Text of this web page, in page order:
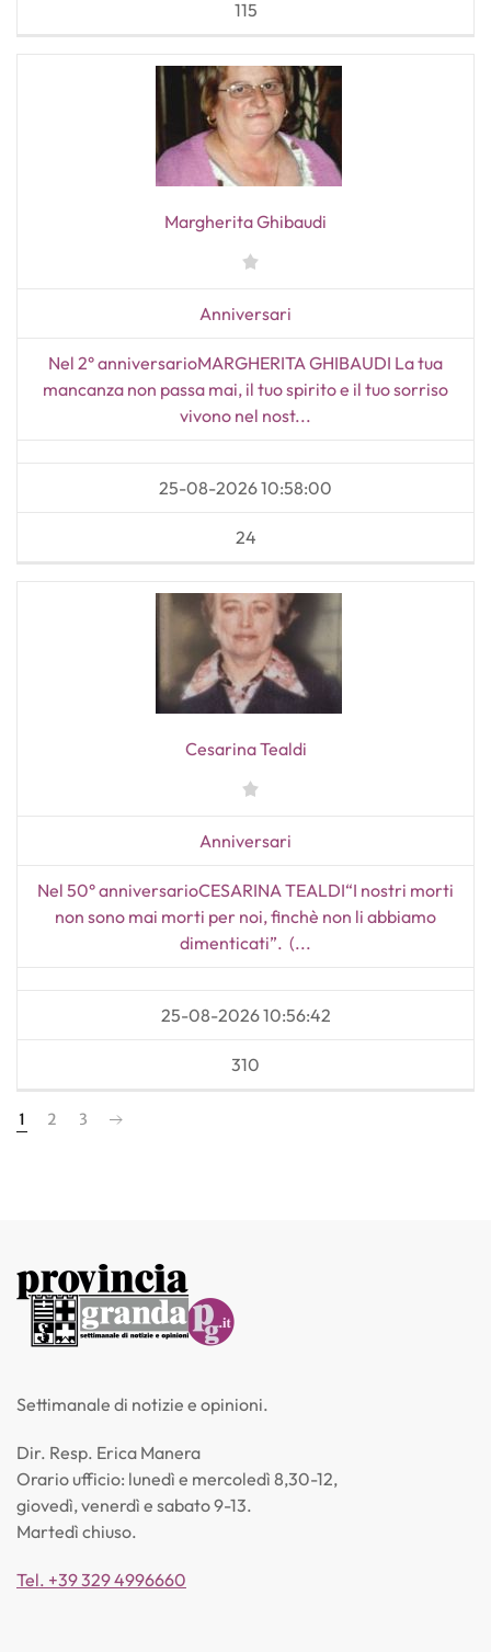
115
Margherita Ghibaudi
Anniversari
Nel 2° anniversarioMARGHERITA GHIBAUDI La tua
mancanza non passa mai, il tuo spirito e il tuo sorriso
vivono nel nost...
25-08-2026 10:58:00
24
Cesarina Tealdi
Anniversari
Nel 50° anniversarioCESARINA TEALDI“I nostri morti
non sono mai morti per noi, finchè non li abbiamo
dimenticati”. (...
25-08-2026 10:56:42
310
1 2 3
Settimanale di notizie e opinioni.
Dir. Resp. Erica Manera
Orario ufficio: lunedì e mercoledì 8,30-12,
giovedì, venerdì e sabato 9-13.
Martedì chiuso.
Tel. +39 329 4996660